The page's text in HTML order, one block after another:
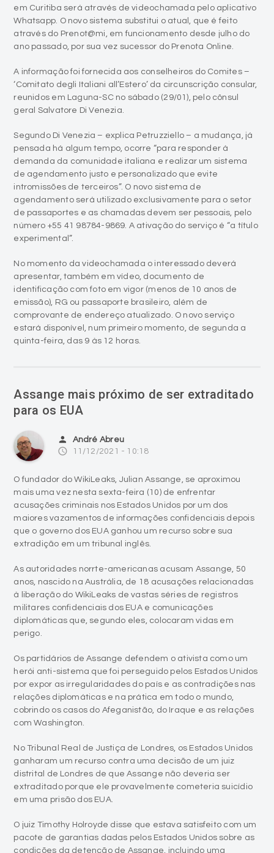
em Curitiba será através de videochamada pelo aplicativo
Whatsapp. O novo sistema substitui o atual, que é feito
através do Prenot@mi, em funcionamento desde julho do
ano passado, por sua vez sucessor do Prenota Online.
A informação foi fornecida aos conselheiros do Comites –
‘Comitato degli Italiani all’Estero’ da circunscrição consular,
reunidos em Laguna-SC no sábado (29/01), pelo cônsul
geral Salvatore Di Venezia.
Segundo Di Venezia – explica Petruzziello – a mudança, já
pensada há algum tempo, ocorre “para responder à
demanda da comunidade italiana e realizar um sistema
de agendamento justo e personalizado que evite
intromissões de terceiros”. O novo sistema de
agendamento será utilizado exclusivamente para o setor
de passaportes e as chamadas devem ser pessoais, pelo
número +55 41 98784-9869. A ativação do serviço é “a título
experimental”.
No momento da videochamada o interessado deverá
apresentar, também em vídeo, documento de
identificação com foto em vigor (menos de 10 anos de
emissão), RG ou passaporte brasileiro, além de
comprovante de endereço atualizado. O novo serviço
estará disponível, num primeiro momento, de segunda a
quinta-feira, das 9 às 12 horas.
Assange mais próximo de ser extraditado
para os EUA
person André Abreu
access_time 11/12/2021 - 10:18
O fundador do WikiLeaks, Julian Assange, se aproximou
mais uma vez nesta sexta-feira (10) de enfrentar
acusações criminais nos Estados Unidos por um dos
maiores vazamentos de informações confidenciais depois
que o governo dos EUA ganhou um recurso sobre sua
extradição em um tribunal inglês.
As autoridades norrte-americanas acusam Assange, 50
anos, nascido na Austrália, de 18 acusações relacionadas
à liberação do WikiLeaks de vastas séries de registros
militares confidenciais dos EUA e comunicações
diplomáticas que, segundo eles, colocaram vidas em
perigo.
Os partidários de Assange defendem o ativista como um
herói anti-sistema que foi perseguido pelos Estados Unidos
por expor as irregularidades do país e as contradições nas
relações diplomáticas e na prática em todo o mundo,
cobrindo os casos do Afeganistão, do Iraque e as relações
com Washington.
No Tribunal Real de Justiça de Londres, os Estados Unidos
ganharam um recurso contra uma decisão de um juiz
distrital de Londres de que Assange não deveria ser
extraditado porque ele provavelmente cometeria suicídio
em uma prisão dos EUA.
O juiz Timothy Holroyde disse que estava satisfeito com um
pacote de garantias dadas pelos Estados Unidos sobre as
condições da detenção de Assange, incluindo uma